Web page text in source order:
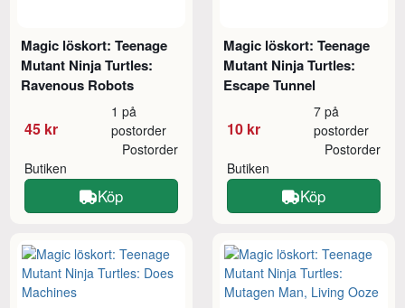
Magic löskort: Teenage
Mutant Ninja Turtles:
Ravenous Robots
45 kr
1 på
postorder
Butiken
Postorder
Köp
Magic löskort: Teenage
Mutant Ninja Turtles:
Escape Tunnel
10 kr
7 på
postorder
Butiken
Postorder
Köp